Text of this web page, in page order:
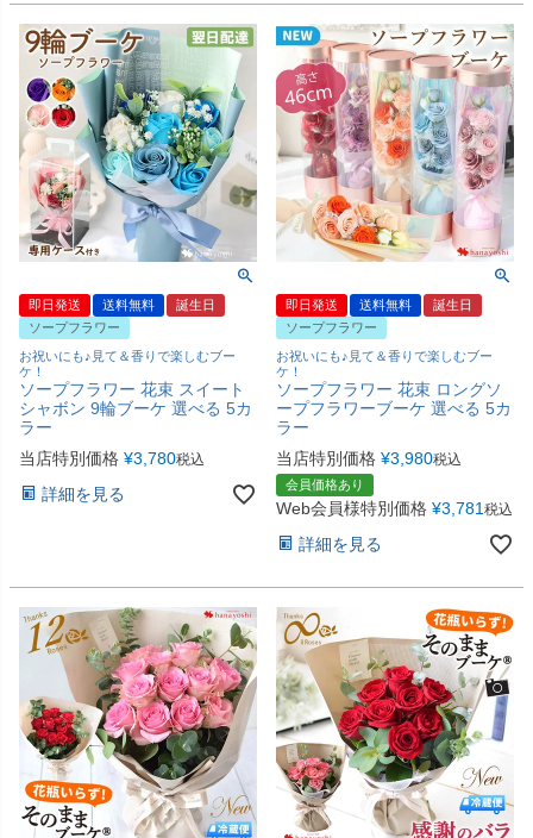
即日発送 送料無料
誕生日
ソープフラワー
お祝いにも♪見て＆香りで楽しむブー
ケ！
ソープフラワー 花束 スイート
シャボン 9輪ブーケ 選べる 5カ
ラー
当店特別価格 ¥3,780税込
詳細を見る
即日発送 送料無料
誕生日
ソープフラワー
お祝いにも♪見て＆香りで楽しむブー
ケ！
ソープフラワー 花束 ロングソ
ープフラワーブーケ 選べる 5カ
ラー
当店特別価格 ¥3,980税込
会員価格あり
Web会員様特別価格 ¥3,781 税込
詳細を見る